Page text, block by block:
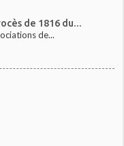
de 1816 du...
de...